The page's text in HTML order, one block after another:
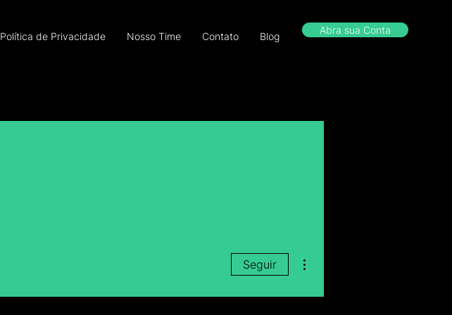
Política de Privacidade Nosso Time Contato Blog
Abra sua Conta
Seguir